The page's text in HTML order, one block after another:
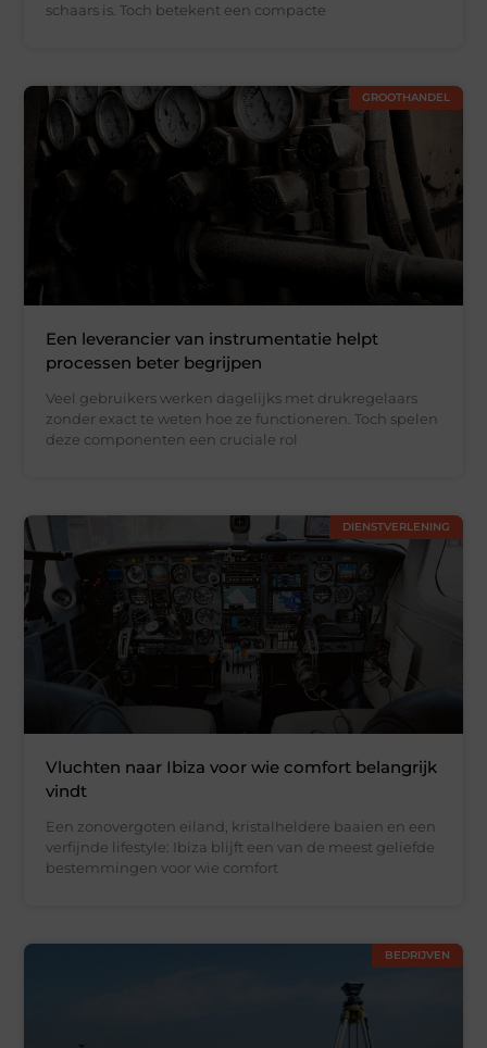
schaars is. Toch betekent een compacte
GROOTHANDEL
Een leverancier van instrumentatie helpt
processen beter begrijpen
Veel gebruikers werken dagelijks met drukregelaars
zonder exact te weten hoe ze functioneren. Toch spelen
deze componenten een cruciale rol
DIENSTVERLENING
Vluchten naar Ibiza voor wie comfort belangrijk
vindt
Een zonovergoten eiland, kristalheldere baaien en een
verfijnde lifestyle: Ibiza blijft een van de meest geliefde
bestemmingen voor wie comfort
BEDRIJVEN